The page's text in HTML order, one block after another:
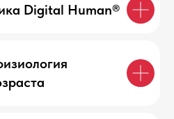
Digital Human®